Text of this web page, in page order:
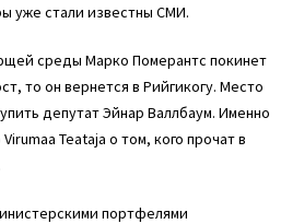
уже стали известны СМИ.
среды Марко Померантс покинет
то он вернется в Рийгикогу. Место
депутат Эйнар Валлбаум. Именно
Teataja о том, кого прочат в
портфелями